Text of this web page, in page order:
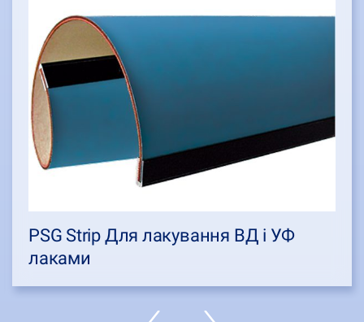
PSG Strip Для лакування ВД і УФ
лаками